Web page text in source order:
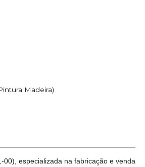
Madeira)
especializada na fabricação e venda